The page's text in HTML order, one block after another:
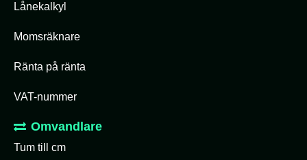
Lånekalkyl
Momsräknare
Ränta på ränta
VAT-nummer
Omvandlare
Tum till cm